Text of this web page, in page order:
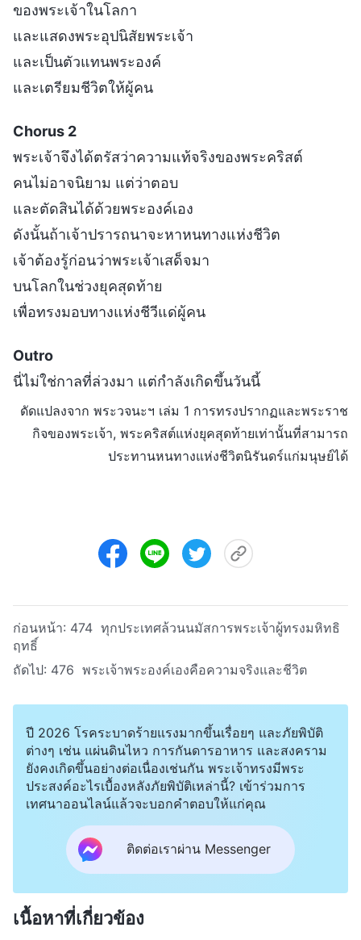
ของพระเจ้าในโลกา
และแสดงพระอุปนิสัยพระเจ้า
และเป็นตัวแทนพระองค์
และเตรียมชีวิตให้ผู้คน
Chorus 2
พระเจ้าจึงได้ตรัสว่าความแท้จริงของพระคริสต์
คนไม่อาจนิยาม แต่ว่าตอบ
และตัดสินได้ด้วยพระองค์เอง
ดังนั้นถ้าเจ้าปรารถนาจะหาหนทางแห่งชีวิต
เจ้าต้องรู้ก่อนว่าพระเจ้าเสด็จมา
บนโลกในช่วงยุคสุดท้าย
เพื่อทรงมอบทางแห่งชีวีแด่ผู้คน
Outro
นี่ไม่ใช่กาลที่ล่วงมา แต่กำลังเกิดขึ้นวันนี้
ดัดแปลงจาก พระวจนะฯ เล่ม 1 การทรงปรากฏและพระราช
กิจของพระเจ้า, พระคริสต์แห่งยุคสุดท้ายเท่านั้นที่สามารถ
ประทานหนทางแห่งชีวิตนิรันดร์แก่มนุษย์ได้
ก่อนหน้า: 474 ทุกประเทศล้วนนมัสการพระเจ้าผู้ทรงมหิทธิ
ฤทธิ์
ถัดไป: 476 พระเจ้าพระองค์เองคือความจริงและชีวิต
ปี 2026 โรคระบาดร้ายแรงมากขึ้นเรื่อยๆ และภัยพิบัติ
ต่างๆ เช่น แผ่นดินไหว การกันดารอาหาร และสงคราม
ยังคงเกิดขึ้นอย่างต่อเนื่องเช่นกัน พระเจ้าทรงมีพระ
ประสงค์อะไรเบื้องหลังภัยพิบัติเหล่านี้? เข้าร่วมการ
เทศนาออนไลน์แล้วจะบอกคำตอบให้แก่คุณ
ติดต่อเราผ่าน Messenger
เนื้อหาที่เกี่ยวข้อง